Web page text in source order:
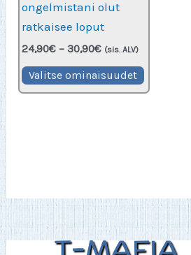
ongelmistani olut
ratkaisee loput
24,90€ – 30,90€Hintaluokka:
-
30,90€
(sis. ALV)
Valitse ominaisuudet Tällä
tuotteella
valinnat
tuotteen
sivulla.